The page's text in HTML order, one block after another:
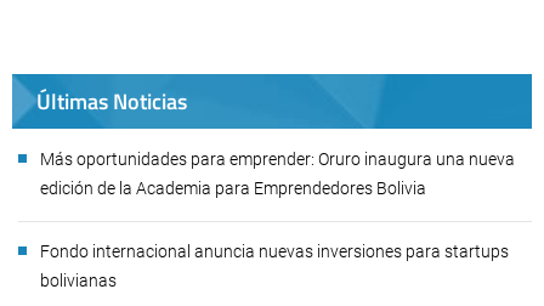
Últimas Noticias
Más oportunidades para emprender: Oruro inaugura una nueva
edición de la Academia para Emprendedores Bolivia
Fondo internacional anuncia nuevas inversiones para startups
bolivianas